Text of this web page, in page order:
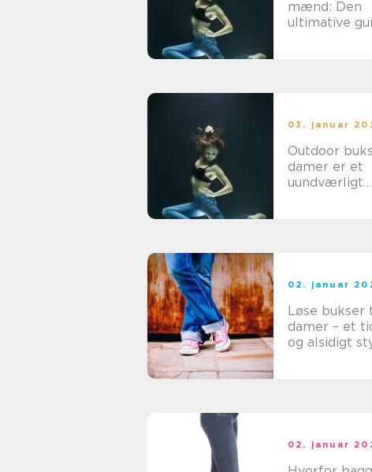
mænd: Den
ultimative
03. januar
Outdoor
damer er et
uundværligt
02. januar
Løse bukser
damer – et
og alsidigt
02. januar